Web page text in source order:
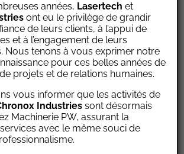
années, Lasertech et
ont eu le privilège de grandir
de leurs clients, à l’appui de
et à l’engagement de leurs
Nous tenons à vous exprimer notre
pour ces belles années de
projets et de relations humaines.
vous informer que les activités de
Industries sont désormais
Machinerie PW, assurant la
avec le même souci de